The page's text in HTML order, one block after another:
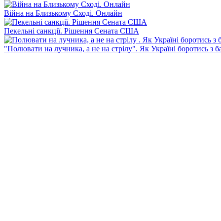
Війна на Близькому Сході. Онлайн
Пекельні санкції. Рішення Сената США
"Полювати на лучника, а не на стрілу". Як Україні боротись з